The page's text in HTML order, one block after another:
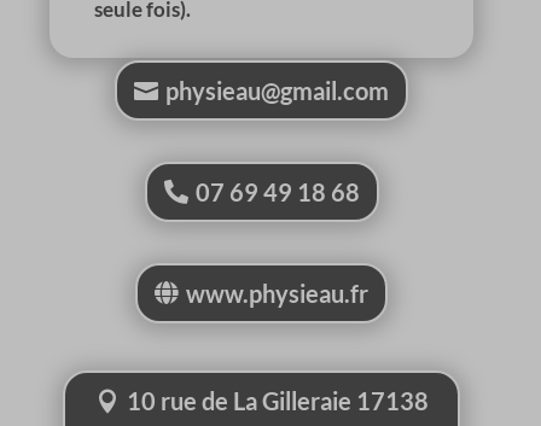
seule fois).
physieau@gmail.com
07 69 49 18 68
www.physieau.fr
10 rue de La Gilleraie 17138